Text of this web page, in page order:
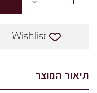
Wishlist
תיאור המוצר